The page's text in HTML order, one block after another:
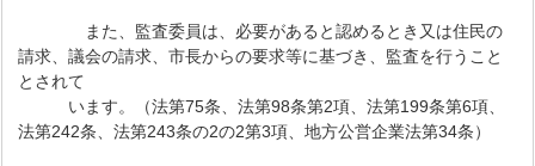
また、監査委員は、必要があると認めるとき又は住民の
請求、議会の請求、市長からの要求等に基づき、監査を行うこと
とされて
います。（法第75条、法第98条第2項、法第199条第6項、
法第242条、法第243条の2の2第3項、地方公営企業法第34条）